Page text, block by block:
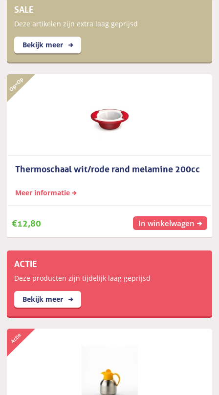
SALE
Deze artikelen zijn extra laag geprijsd
Bekijk meer
Thermoschaal wit/rode rand melamine 200cc
Meer informatie
€12,80 In winkelwagen
ACTIE
Deze producten zijn tijdelijk laag geprijsd
Bekijk meer